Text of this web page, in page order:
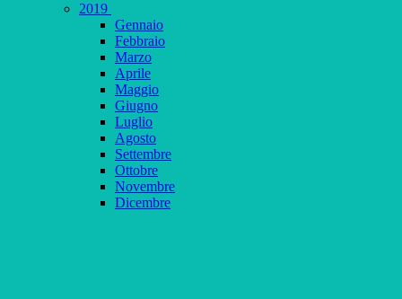
2019
Gennaio
Febbraio
Marzo
Aprile
Maggio
Giugno
Luglio
Agosto
Settembre
Ottobre
Novembre
Dicembre